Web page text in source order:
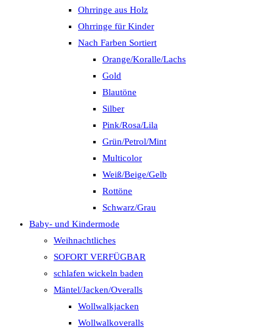
Ohrringe aus Holz
Ohrringe für Kinder
Nach Farben Sortiert
Orange/Koralle/Lachs
Gold
Blautöne
Silber
Pink/Rosa/Lila
Grün/Petrol/Mint
Multicolor
Weiß/Beige/Gelb
Rottöne
Schwarz/Grau
Baby- und Kindermode
Weihnachtliches
SOFORT VERFÜGBAR
schlafen wickeln baden
Mäntel/Jacken/Overalls
Wollwalkjacken
Wollwalkoveralls